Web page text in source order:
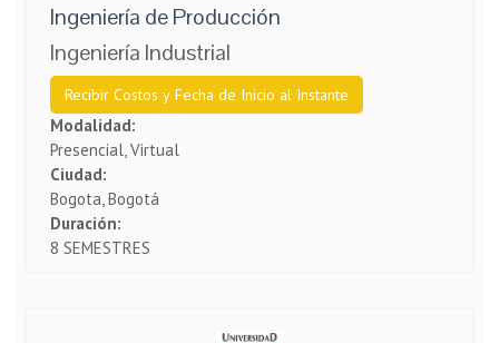
Ingeniería de Producción
Ingeniería Industrial
Recibir Costos y Fecha de Inicio al Instante
Modalidad:
Presencial, Virtual
Ciudad:
Bogota, Bogotá
Duración:
8 SEMESTRES